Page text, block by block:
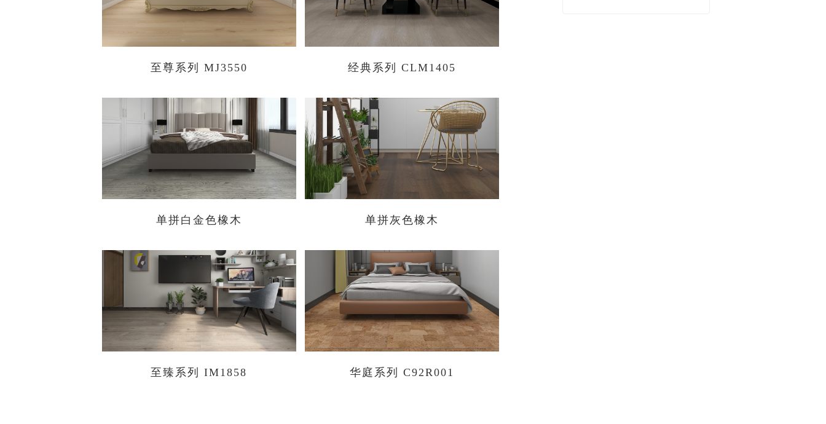
至尊系列 MJ3550
单拼白金色橡木
至臻系列 IM1858
经典系列 CLM1405
单拼灰色橡木
华庭系列 C92R001